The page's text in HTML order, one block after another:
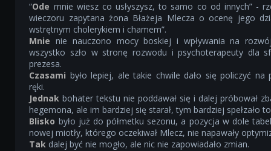
“Ode mnie wiesz co usłyszysz, to samo co od innych” -
wieczoru zapytana żona Błażeja Mlecza o ocenę jego
wstrętnym cholerykiem i chamem”.
Mnie nie nauczono mocy boskiej i wpływania na
wszystko szło w stronę rozwodu i psychoterapeuty dla
prezesa.
Czasami było lepiej, ale takie chwile dało się policzyć na
ręki.
Jednak bohater tekstu nie poddawał się i dalej próbował
hegemona, ale im bardziej się starał, tym bardziej spełzało
Blisko było już do półmetku sezonu, a pozycja w dole
nowej miotły, którego oczekiwał Mlecz, nie napawały
Tak dalej być nie mogło, ale nic nie zapowiadało zmian.